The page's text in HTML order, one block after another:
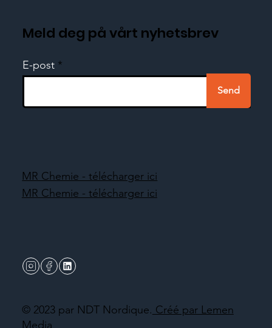
Meld deg på vårt nyhetsbrev
E-post
Send
© 2023 par NDT Nordique. Créé par Lemen
Media
MR Chemie - télécharger ici
MR Chemie - télécharger ici